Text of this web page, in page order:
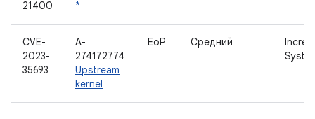
21400 *
CVE-
2023-
35693
A-
274172774
Upstream
kernel
EoP Средний